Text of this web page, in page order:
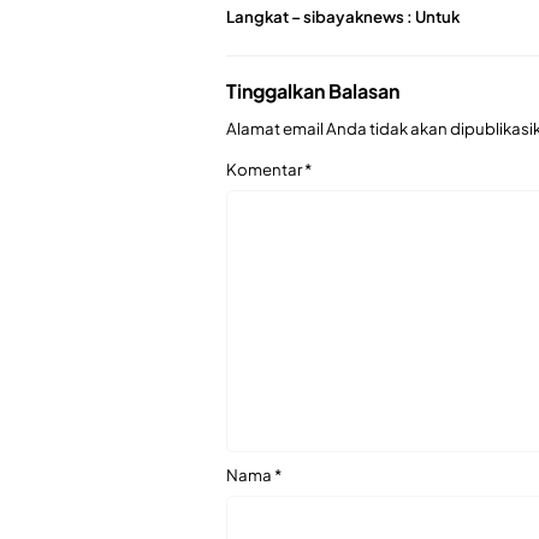
Langkat – sibayaknews : Untuk
Tinggalkan Balasan
Alamat email Anda tidak akan
Komentar*
Nama*